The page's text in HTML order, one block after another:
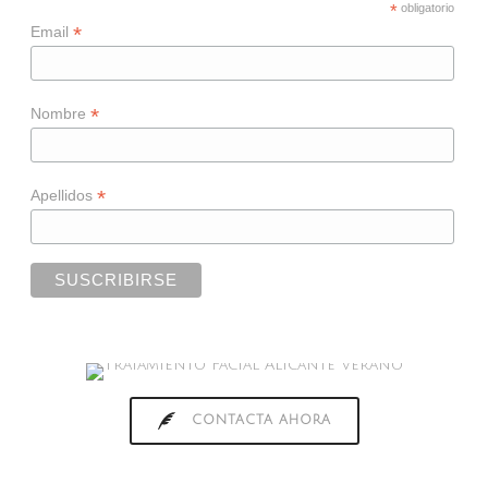
*obligatorio
Email *
Nombre *
Apellidos *
CONTACTA AHORA